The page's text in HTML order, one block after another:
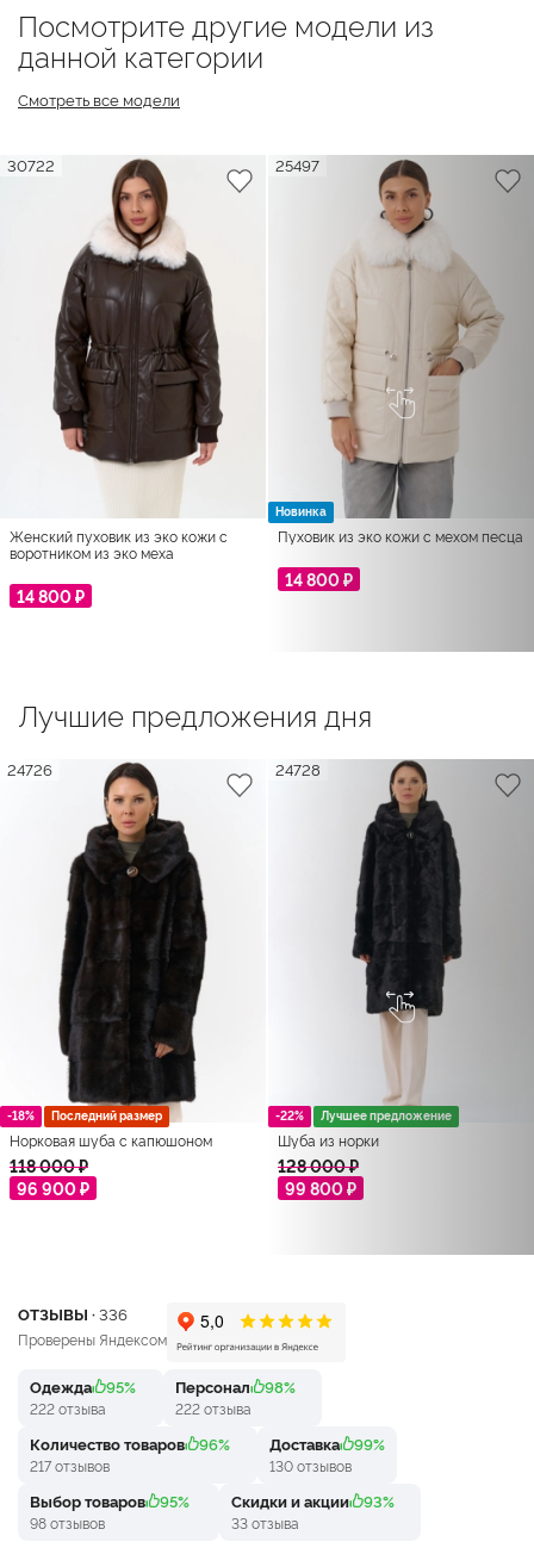
Посмотрите другие модели из
данной категории
Смотреть все модели
30722
Женский пуховик из эко кожи с
воротником из эко меха
14 800 ₽
Новинка
25497
Пуховик из эко кожи с мехом песца
14 800 ₽
Лучшие предложения дня
-18% Последний размер
24726
Норковая шуба с капюшоном
118 000 ₽
96 900 ₽
-22% Лучшее предложение
24728
Шуба из норки
128 000 ₽
99 800 ₽
ОТЗЫВЫ ·336
Проверены Яндексом
Одежда 95%
222 отзыва
Персонал 98%
222 отзыва
Количество товаров 96%
217 отзывов
Доставка 99%
130 отзывов
Выбор товаров 95%
98 отзывов
Скидки и акции 93%
33 отзыва